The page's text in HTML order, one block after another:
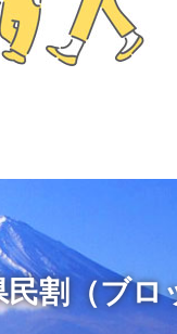
割（ブロ